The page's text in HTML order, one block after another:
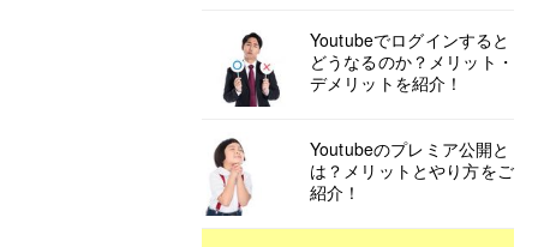
Youtubeでログインすると
どうなるのか？メリット・
デメリットを紹介！
Youtubeのプレミア公開と
は？メリットとやり方をご
紹介！